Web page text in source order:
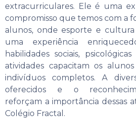
extracurriculares. Ele é uma
compromisso que temos com a
alunos, onde esporte e
uma experiência
habilidades sociais,
atividades capacitam os
indivíduos completos. A
oferecidos e o
reforçam a importância dessas
Colégio Fractal.